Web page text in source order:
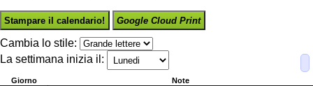
Stampare il calendario! Google Cloud Print
Cambia lo stile:
La settimana inizia il:
Giorno Note